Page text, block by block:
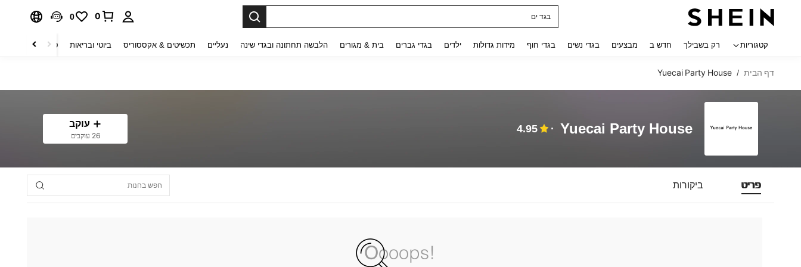
בגד ים
0
0
קטגוריות רק בשבילך חדש ב מבצעים בגדי נשים בגדי חוף מידות גדולות ילדים בגדי גברים בית & מגורים הלבשה תחתונה ובגדי שינה נעליים תכשיטים & אקססוריס ביוטי ובריאות טקסטיל לבית
דף הבית /
Yuecai Party House
Yuecai Party House
4.95 עוקב
26 עוקבים
פריט ביקורות